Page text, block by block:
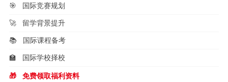
🎯 国际竞赛规划
🚀 留学背景提升
📚 国际课程备考
🏫 国际学校择校
🎁 免费领取福利资料